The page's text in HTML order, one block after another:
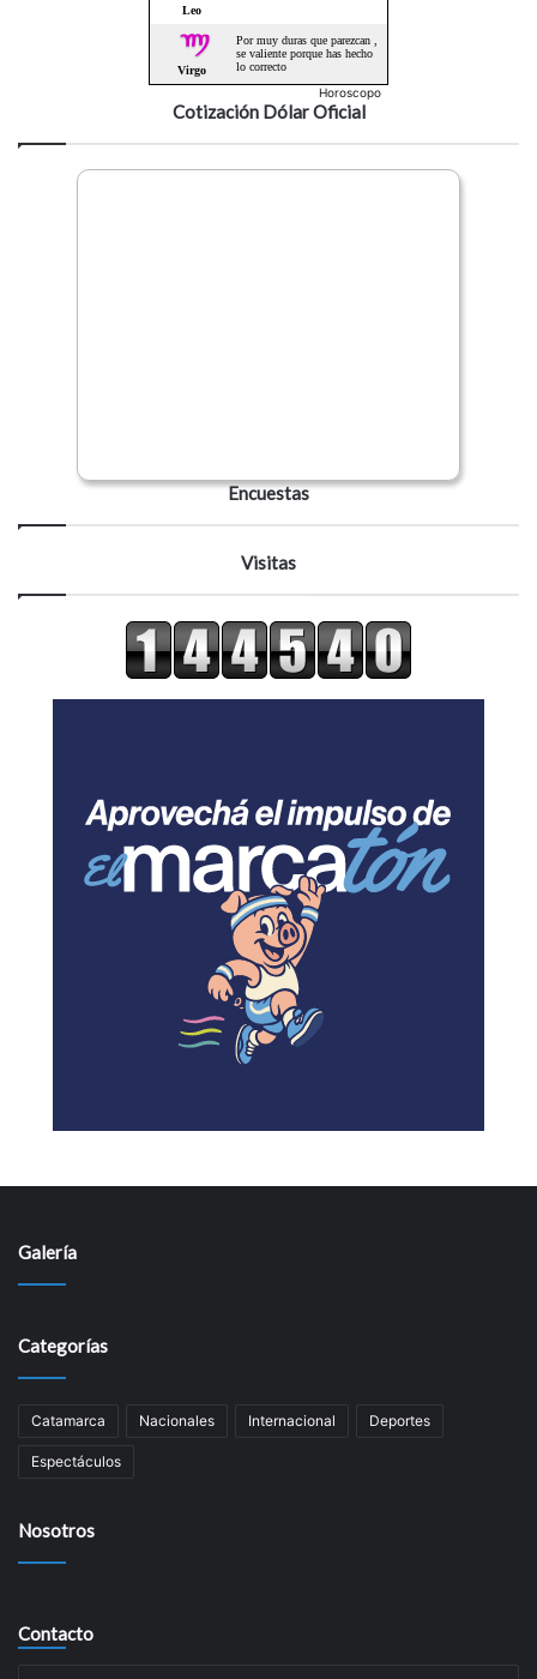
Horoscopo
Cotización Dólar Oficial
Encuestas
Visitas
Galería
Categorías
Catamarca Nacionales Internacional Deportes
Espectáculos
Nosotros
Contacto